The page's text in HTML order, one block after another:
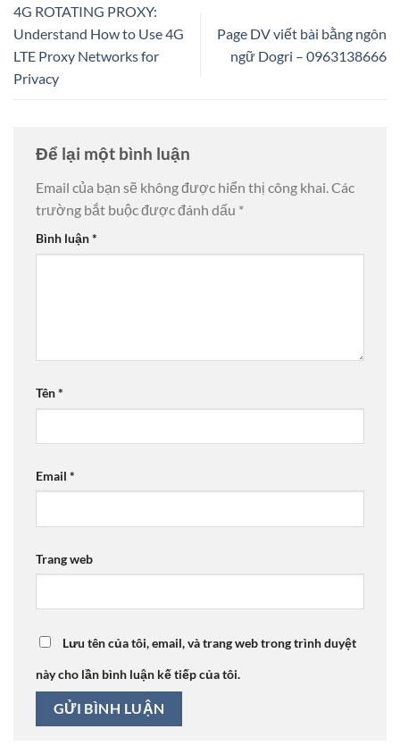
4G ROTATING PROXY:
Understand How to Use 4G
LTE Proxy Networks for
Privacy
Page DV viết bài bằng ngôn
ngữ Dogri – 0963138666
Để lại một bình luận
Email của bạn sẽ không được hiển thị công khai.Các
trường bắt buộc được đánh dấu *
Bình luận*
Tên*
Email *
Trang web
Lưu tên của tôi, email, và trang web trong trình duyệt
này cho lần bình luận kế tiếp của tôi.